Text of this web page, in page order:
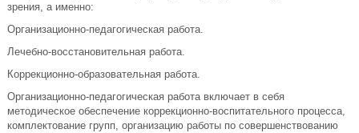
зрения, а именно:
Организационно-педагогическая работа.
Лечебно-восстановительная работа.
Коррекционно-образовательная работа.
Организационно-педагогическая работа включает в себя
методическое обеспечение коррекционно-воспитательного процесса,
комплектование групп, организацию работы по совершенствованию